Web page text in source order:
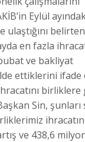
Eylül
ulaştığını
en fazla
ve bakliyat
ettiklerini ifade
birliklere
Sin, şunları
ve 438,6